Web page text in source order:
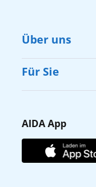
Über uns
Cruise & Help
Karriere
Affiliateprogramm
Für Sie
Gästefragebogen
AIDA Club
AIDA App
AIDA App